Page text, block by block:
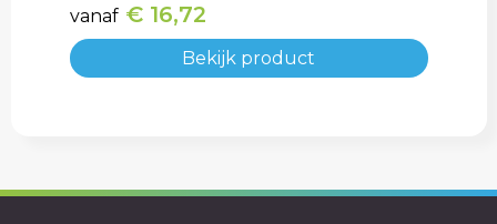
vanaf € 16,72
Bekijk product